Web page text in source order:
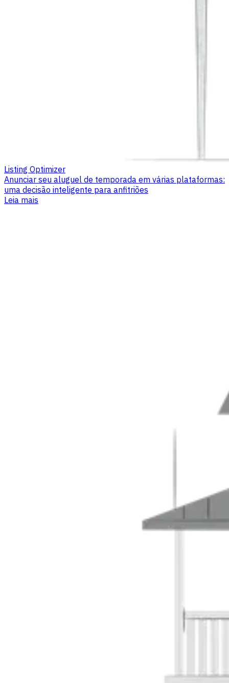
Listing Optimizer
Anunciar seu aluguel de temporada em várias plataformas:
uma decisão inteligente para anfitriões
Leia mais